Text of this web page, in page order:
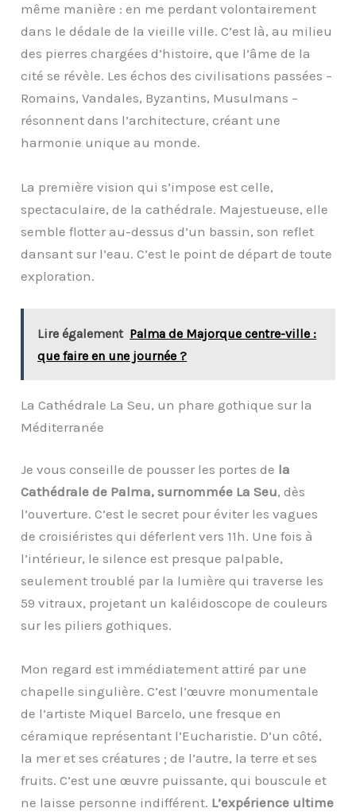
même manière : en me perdant volontairement
dans le dédale de la vieille ville. C’est là, au milieu
des pierres chargées d’histoire, que l’âme de la
cité se révèle. Les échos des civilisations passées –
Romains, Vandales, Byzantins, Musulmans –
résonnent dans l’architecture, créant une
harmonie unique au monde.
La première vision qui s’impose est celle,
spectaculaire, de la cathédrale. Majestueuse, elle
semble flotter au-dessus d’un bassin, son reflet
dansant sur l’eau. C’est le point de départ de toute
exploration.
Lire également Palma de Majorque centre-ville :
que faire en une journée ?
La Cathédrale La Seu, un phare gothique sur la
Méditerranée
Je vous conseille de pousser les portes de la
Cathédrale de Palma, surnommée La Seu, dès
l’ouverture. C’est le secret pour éviter les vagues
de croisiéristes qui déferlent vers 11h. Une fois à
l’intérieur, le silence est presque palpable,
seulement troublé par la lumière qui traverse les
59 vitraux, projetant un kaléidoscope de couleurs
sur les piliers gothiques.
Mon regard est immédiatement attiré par une
chapelle singulière. C’est l’œuvre monumentale
de l’artiste Miquel Barcelo, une fresque en
céramique représentant l’Eucharistie. D’un côté,
la mer et ses créatures ; de l’autre, la terre et ses
fruits. C’est une œuvre puissante, qui bouscule et
ne laisse personne indifférent. L’expérience ultime